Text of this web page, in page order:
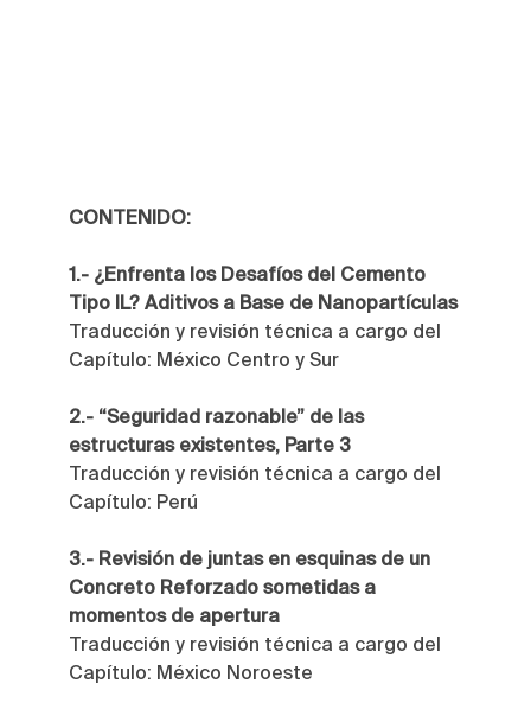
CONTENIDO:
1.- ¿Enfrenta los Desafíos del Cemento
Tipo IL? Aditivos a Base de Nanopartículas
Traducción y revisión técnica a cargo del
Capítulo: México Centro y Sur
2.- “Seguridad razonable” de las
estructuras existentes, Parte 3
Traducción y revisión técnica a cargo del
Capítulo: Perú
3.- Revisión de juntas en esquinas de un
Concreto Reforzado sometidas a
momentos de apertura
Traducción y revisión técnica a cargo del
Capítulo: México Noroeste